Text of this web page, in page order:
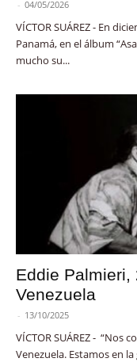
- 04/05/2026
VÍCTOR SUÁREZ - En
Panamá, en el álbum
mucho su...
Eddie Palmieri,
Venezuela
- 13/10/2025
VÍCTOR SUÁREZ - “Nos
Venezuela. Estamos en